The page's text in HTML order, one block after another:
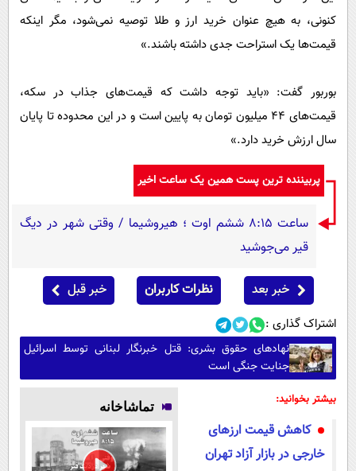
کنونی، به هیچ عنوان خرید ارز و طلا توصیه نمی‌شود، مگر اینکه
قیمت‌ها یک استراحت جدی داشته باشند.»
بوربور گفت: «باید توجه داشت که قیمت‌های جذاب در سکه،
قیمت‌های ۴۴ میلیون تومان به پایین است و در این محدوده تا پایان
سال ارزش خرید دارد.»
پربیننده ترین پست همین یک ساعت اخیر
ساعت ۸:۱۵ ششم اوت ؛ هیروشیما / وقتی شهر در دیگ
قیر می‌جوشید
خبر بعد نظرات کاربران خبر قبل
اشتراک گذاری :
نهادهای حقوق بشری: قتل خبرنگار لبنانی توسط اسرائیل
جنایت جنگی است
بیشتر بخوانید:
کاهش قیمت ارزهای
خارجی در بازار آزاد تهران
تماشاخانه